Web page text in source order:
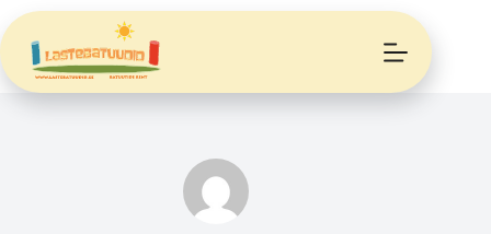
Skip
to
content